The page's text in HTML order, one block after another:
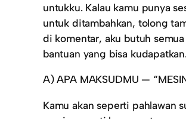
untukku. Kalau kamu punya
untuk ditambahkan, tolong
di komentar, aku butuh semua
bantuan yang bisa
A) APA MAKSUDMU —
Kamu akan seperti pahlawan